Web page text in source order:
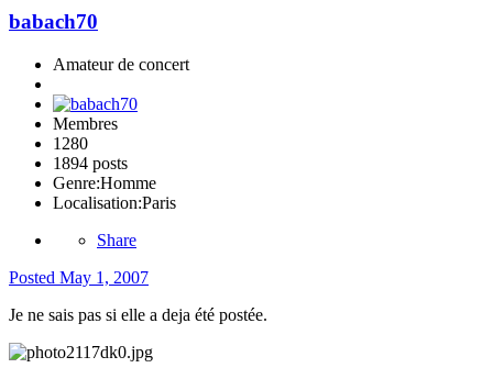
babach70
Amateur de concert
Membres
1280
1894 posts
Genre:Homme
Localisation:Paris
Share
Posted May 1, 2007
Je ne sais pas si elle a deja été postée.